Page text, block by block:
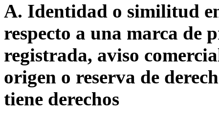
A. Identidad o similitud
respecto a una marca de
registrada, aviso
origen o reserva de
tiene derechos